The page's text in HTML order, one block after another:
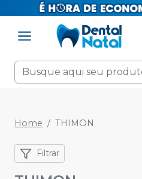
Home THIMON
Filtrar